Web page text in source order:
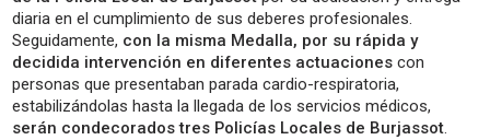
diaria en el cumplimiento de sus deberes profesionales.
Seguidamente, con la misma Medalla, por su rápida y
decidida intervención en diferentes actuaciones con
personas que presentaban parada cardio-respiratoria,
estabilizándolas hasta la llegada de los servicios médicos,
serán condecorados tres Policías Locales de Burjassot.